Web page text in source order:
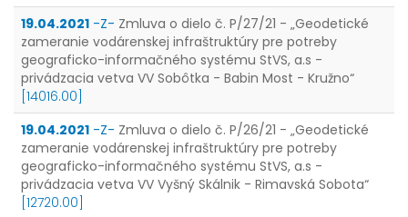
19.04.2021 -Z- Zmluva o dielo č. P/27/21 - „Geodetické
zameranie vodárenskej infraštruktúry pre potreby
geograficko-informačného systému StVS, a.s -
privádzacia vetva VV Sobôtka - Babin Most - Kružno“
[14016.00]
19.04.2021 -Z- Zmluva o dielo č. P/26/21 - „Geodetické
zameranie vodárenskej infraštruktúry pre potreby
geograficko-informačného systému StVS, a.s -
privádzacia vetva VV Vyšný Skálnik - Rimavská Sobota“
[12720.00]